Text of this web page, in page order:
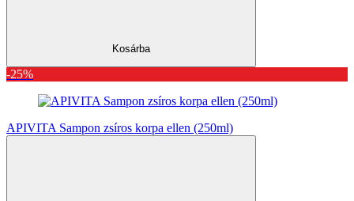
Kosárba
-25%
APIVITA Sampon zsíros korpa ellen (250ml)